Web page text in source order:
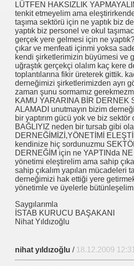
LÜTFEN HAKSIZLIK
tenkit etmeyelim ama
taşıma sektörü için ne yaptık biz
yaptık biz personel ve okul
gerçek yere gelmesi için ne
çıkar ve menfeati içinmi yoksa
kendi şirketlerimizin büyümesi ve
uğraştık gerçekçi olalım kaç kere
toplantılarına fikir üreterek gittik.
derneğimizi şirketlerimizden ayrı
zaman şunu sormamız
KAMU YARARINA BİR DERNEK
ALAMADI unutmayın bizim
bir yaptırım gücü yok ve biz
BAĞLIYIZ neden bir tursab gibi
DERNEĞİMİZİ,YÖNETİMİ
kendinize hiç sordunuzmu
DERNEĞİM için ne YAPTINda
yönetimi eleştirelim ama sahip
sahip çıkalım yapılan mücadeleri
derneğimizi hak ettiği yere
yönetimle ve üyelerle
Saygılarımla
İSTAB KURUCU BAŞAKANI
Nihat Yıldızoğlu
nihat yıldızoğlu / 18.12.2009
KALDIRIMCI
İMMO TTGV